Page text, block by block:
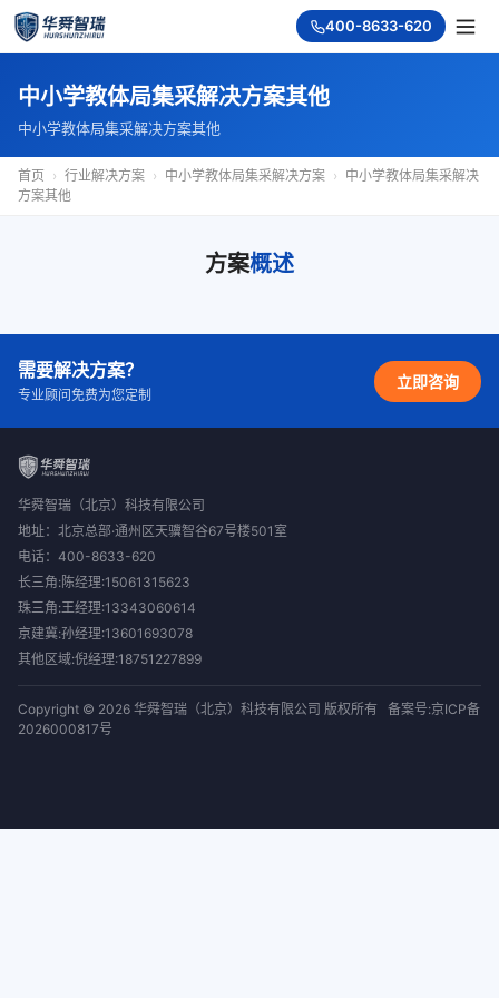
400-8633-620
中小学教体局集采解决方案其他
中小学教体局集采解决方案其他
首页 › 行业解决方案 › 中小学教体局集采解决方案 › 中小学教体局集采解决
方案其他
方案概述
需要解决方案？
专业顾问免费为您定制
立即咨询
华舜智瑞（北京）科技有限公司
地址：北京总部·通州区天骥智谷67号楼501室
电话： 400-8633-620
长三角:陈经理:15061315623
珠三角:王经理:13343060614
京建冀:孙经理:13601693078
其他区域:倪经理:18751227899
Copyright © 2026 华舜智瑞（北京）科技有限公司 版权所有 备案号:京ICP备
2026000817号